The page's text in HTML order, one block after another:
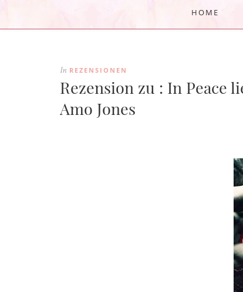
HOME
In REZENSIONEN
Rezension zu : In Peace
Amo Jones